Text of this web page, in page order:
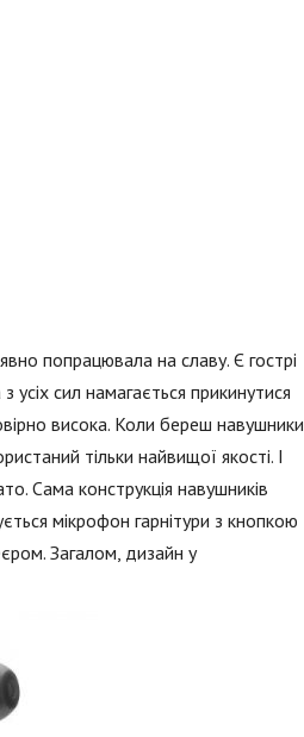
попрацювала на славу. Є гострі
усіх сил намагається прикинутися
висока. Коли береш навушники
тільки найвищої якості. І
Сама конструкція навушників
мікрофон гарнітури з кнопкою
Загалом, дизайн у